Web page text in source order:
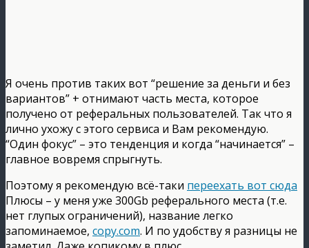
Я очень против таких вот “решение за деньги и без
вариантов” + отнимают часть места, которое
получено от реферальных пользователей. Так что я
лично ухожу с этого сервиса и Вам рекомендую.
“Один фокус” – это тенденция и когда “начинается” –
главное вовремя спрыгнуть.
Поэтому я рекомендую всё-таки переехать вот сюда
Плюсы – у меня уже 300Gb реферального места (т.е.
нет глупых ограничений), название легко
запоминаемое, copy.com. И по удобству я разницы не